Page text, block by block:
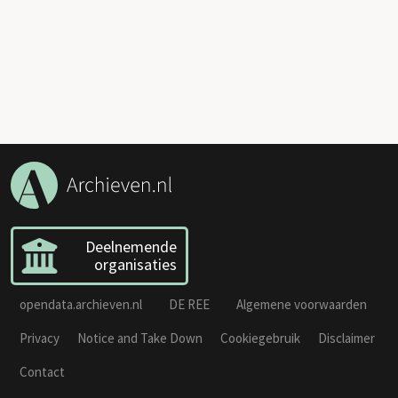
Deelnemende
organisaties
opendata.archieven.nl DE REE
Algemene voorwaarden
Privacy
Notice and Take Down Cookiegebruik
Disclaimer
Contact